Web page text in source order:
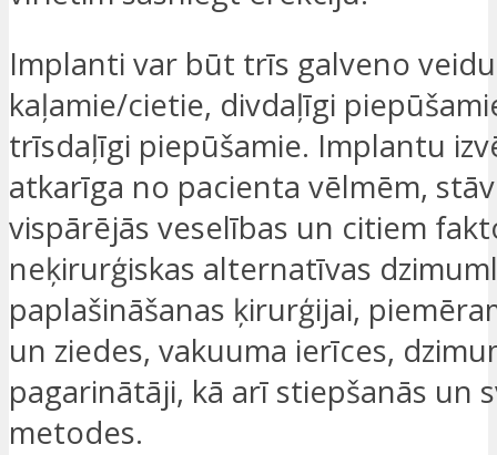
Implanti var būt trīs galveno
kaļamie/cietie, divdaļīgi
trīsdaļīgi piepūšamie. Implantu
atkarīga no pacienta vēlmēm,
vispārējās veselības un citiem
neķirurģiskas alternatīvas
paplašināšanas ķirurģijai,
un ziedes, vakuuma ierīces,
pagarinātāji, kā arī stiepšanās un
metodes.